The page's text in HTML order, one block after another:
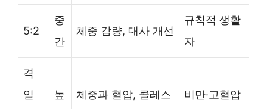
5:2
중
간
체중 감량, 대사 개선
규칙적 생활
자
격
일
높
체중과 혈압, 콜레스
비만·고혈압